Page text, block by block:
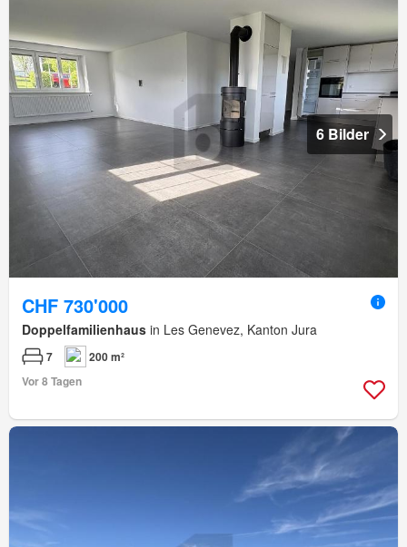
6 Bilder
CHF 730'000
Doppelfamilienhaus in Les Genevez, Kanton Jura
7
200 m²
Vor 8 Tagen